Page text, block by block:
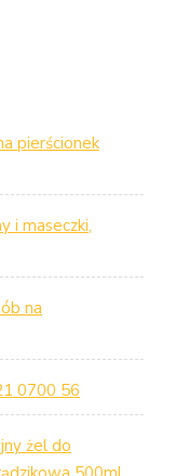
pierścionek
i maseczki,
na
0700 56
żel do